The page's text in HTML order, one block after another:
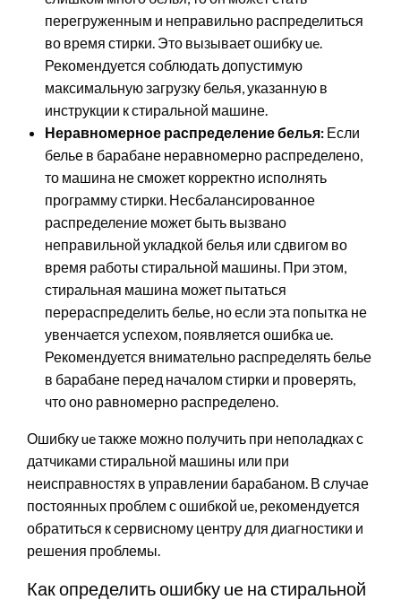
перегруженным и неправильно распределиться
во время стирки. Это вызывает ошибку ue.
Рекомендуется соблюдать допустимую
максимальную загрузку белья, указанную в
инструкции к стиральной машине.
Неравномерное распределение белья: Если
белье в барабане неравномерно распределено,
то машина не сможет корректно исполнять
программу стирки. Несбалансированное
распределение может быть вызвано
неправильной укладкой белья или сдвигом во
время работы стиральной машины. При этом,
стиральная машина может пытаться
перераспределить белье, но если эта попытка не
увенчается успехом, появляется ошибка ue.
Рекомендуется внимательно распределять белье
в барабане перед началом стирки и проверять,
что оно равномерно распределено.
Ошибку ue также можно получить при неполадках с
датчиками стиральной машины или при
неисправностях в управлении барабаном. В случае
постоянных проблем с ошибкой ue, рекомендуется
обратиться к сервисному центру для диагностики и
решения проблемы.
Как определить ошибку ue на стиральной